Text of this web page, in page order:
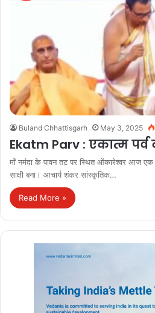
Buland Chhattisgarh May 3, 2025
Ekatm Parv : एकात्म
माँ नर्मदा के पावन तट पर स्थित ओंकारेश्वर आज
साक्षी बना। आचार्य शंकर सांस्कृतिक…
Read More »